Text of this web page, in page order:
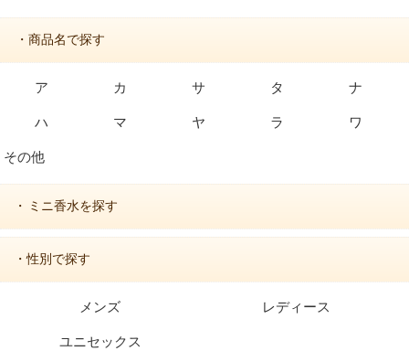
・商品名で探す
ア カ サ タ ナ
ハ マ ヤ ラ ワ
その他
・ ミニ香水を探す
・性別で探す
メンズ レディース
ユニセックス